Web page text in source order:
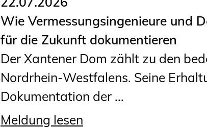
Wie Vermessungsingenieure und
für die Zukunft dokumentieren
Der Xantener Dom zählt zu den
Nordrhein-Westfalens. Seine
Dokumentation der ...
Meldung lesen